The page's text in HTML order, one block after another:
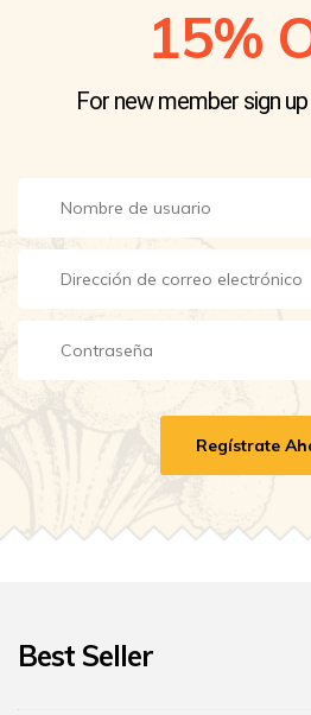
15%
For new member sign
Regístrate
Best Seller